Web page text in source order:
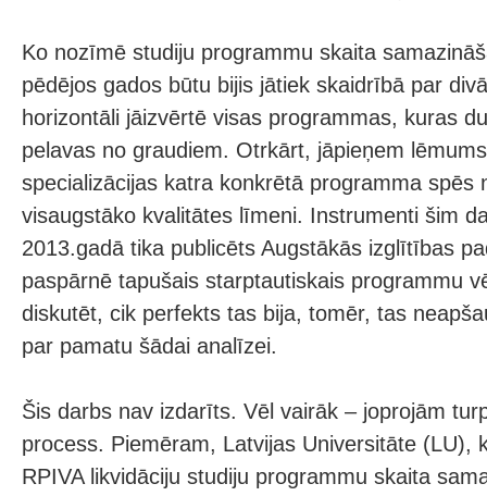
Ko nozīmē studiju programmu skaita
pēdējos gados būtu bijis jātiek skaidrībā par
horizontāli jāizvērtē visas programmas, kuras
pelavas no graudiem. Otrkārt, jāpieņem
specializācijas katra konkrētā programma spēs
visaugstāko kvalitātes līmeni. Instrumenti šim
2013.gadā tika publicēts Augstākās izglītības
paspārnē tapušais starptautiskais programmu
diskutēt, cik perfekts tas bija, tomēr, tas
par pamatu šādai analīzei.
Šis darbs nav izdarīts. Vēl vairāk – joprojām
process. Piemēram, Latvijas Universitāte (LU),
RPIVA likvidāciju studiju programmu skaita